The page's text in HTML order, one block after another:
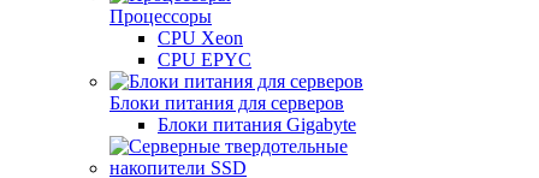
Процессоры
CPU Xeon
CPU EPYC
Блоки питания для серверов
Блоки питания Gigabyte